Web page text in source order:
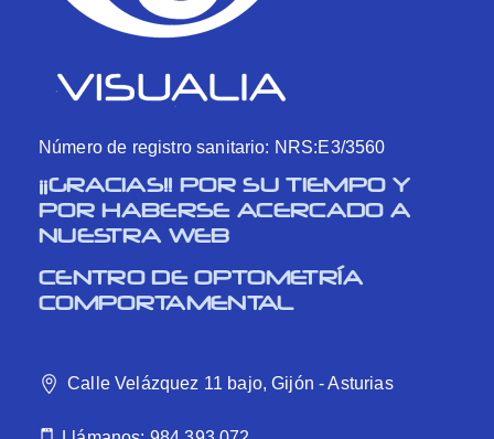
Número de registro sanitario: NRS:E3/3560
¡¡GRACIAS!! POR SU TIEMPO Y
POR HABERSE ACERCADO A
NUESTRA WEB
CENTRO DE OPTOMETRÍA
COMPORTAMENTAL
Calle Velázquez 11 bajo, Gijón - Asturias